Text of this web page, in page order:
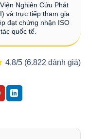
Nghiên Cứu Phát
và trực tiếp tham gia
đạt chứng nhận ISO
quốc tế.
4,8/5 (6.822 đánh giá)